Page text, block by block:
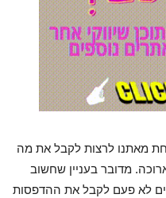
מאתנו לרצות לקבל את מה
מדובר בעניין שחשוב
לא פעם לקבל את ההדפסות